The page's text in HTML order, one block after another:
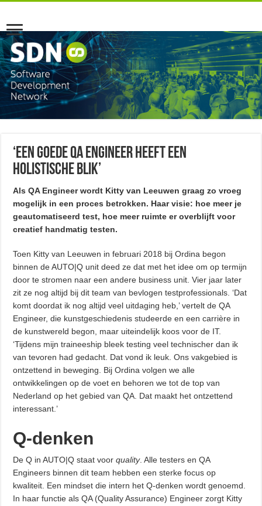
‘Een goede QA Engineer heeft een
holistische blik’
Als QA Engineer wordt Kitty van Leeuwen graag zo vroeg
mogelijk in een proces betrokken. Haar visie: hoe meer je
geautomatiseerd test, hoe meer ruimte er overblijft voor
creatief handmatig testen.
Toen Kitty van Leeuwen in februari 2018 bij Ordina begon
binnen de AUTO|Q unit deed ze dat met het idee om op termijn
door te stromen naar een andere business unit. Vier jaar later
zit ze nog altijd bij dit team van bevlogen testprofessionals. ‘Dat
komt doordat ik nog altijd veel uitdaging heb,’ vertelt de QA
Engineer, die kunstgeschiedenis studeerde en een carrière in
de kunstwereld begon, maar uiteindelijk koos voor de IT.
‘Tijdens mijn traineeship bleek testing veel technischer dan ik
van tevoren had gedacht. Dat vond ik leuk. Ons vakgebied is
ontzettend in beweging. Bij Ordina volgen we alle
ontwikkelingen op de voet en behoren we tot de top van
Nederland op het gebied van QA. Dat maakt het ontzettend
interessant.’
Q-denken
De Q in AUTO|Q staat voorquality. Alle testers en QA
Engineers binnen dit team hebben een sterke focus op
kwaliteit. Een mindset die intern het Q-denken wordt genoemd.
In haar functie als QA (Quality Assurance) Engineer zorgt Kitty